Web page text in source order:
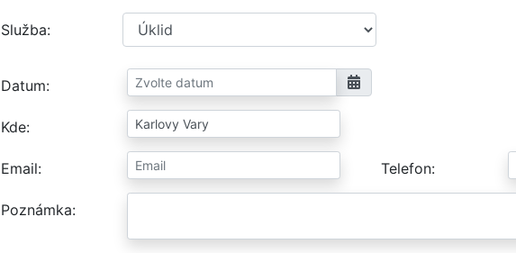
Služba
Datum
Kde
Email Telefon
Poznámka